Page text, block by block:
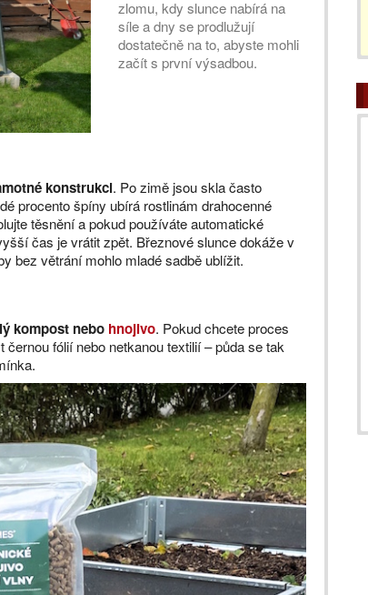
zlomu, kdy slunce nabírá na
síle a dny se prodlužují
dostatečně na to, abyste mohli
začít s první výsadbou.
konstrukci. Po zimě jsou skla často
procento špíny ubírá rostlinám drahocenné
těsnění a pokud používáte automatické
čas je vrátit zpět. Březnové slunce dokáže v
bez větrání mohlo mladé sadbě ublížit.
kompost nebo hnojivo. Pokud chcete proces
fólií nebo netkanou textilií – půda se tak